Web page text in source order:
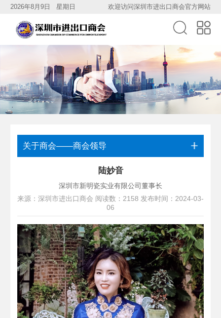
2026年8月9日 星期日 欢迎访问深圳市进出口商会官方网站
关于商会——商会领导
陆妙音
深圳市新明瓷实业有限公司董事长
来源：深圳市进出口商会 阅读数：2158 发布时间：2024-03-
06